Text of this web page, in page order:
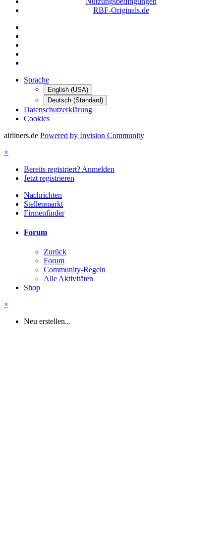
RBF-Originals.de
Sprache
English (USA)
Deutsch (Standard)
Datenschutzerklärung
Cookies
airliners.de Powered by Invision Community
×
Bereits registriert? Anmelden
Jetzt registrieren
Nachrichten
Stellenmarkt
Firmenfinder
Forum
Zurück
Forum
Community-Regeln
Alle Aktivitäten
Shop
×
Neu erstellen...